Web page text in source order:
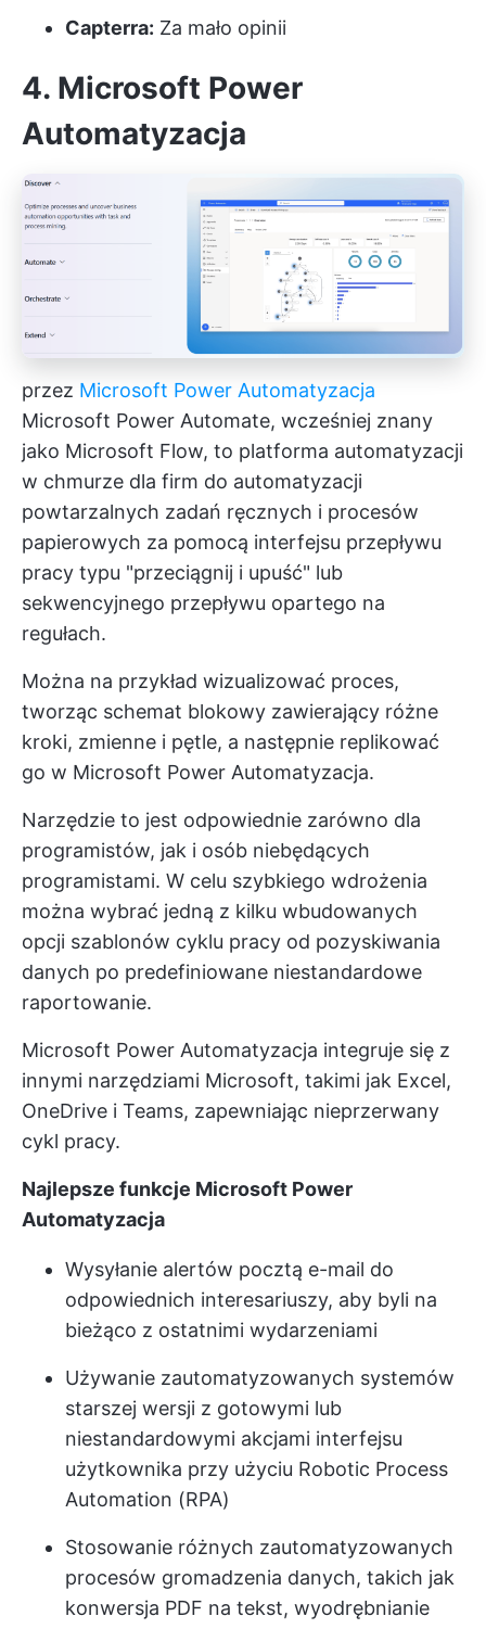
Capterra: Za mało opinii
4. Microsoft Power
Automatyzacja
przez Microsoft Power Automatyzacja
Microsoft Power Automate, wcześniej znany
jako Microsoft Flow, to platforma automatyzacji
w chmurze dla firm do automatyzacji
powtarzalnych zadań ręcznych i procesów
papierowych za pomocą interfejsu przepływu
pracy typu "przeciągnij i upuść" lub
sekwencyjnego przepływu opartego na
regułach.
Można na przykład wizualizować proces,
tworząc schemat blokowy zawierający różne
kroki, zmienne i pętle, a następnie replikować
go w Microsoft Power Automatyzacja.
Narzędzie to jest odpowiednie zarówno dla
programistów, jak i osób niebędących
programistami. W celu szybkiego wdrożenia
można wybrać jedną z kilku wbudowanych
opcji szablonów cyklu pracy od pozyskiwania
danych po predefiniowane niestandardowe
raportowanie.
Microsoft Power Automatyzacja integruje się z
innymi narzędziami Microsoft, takimi jak Excel,
OneDrive i Teams, zapewniając nieprzerwany
cykl pracy.
Najlepsze funkcje Microsoft Power
Automatyzacja
Wysyłanie alertów pocztą e-mail do
odpowiednich interesariuszy, aby byli na
bieżąco z ostatnimi wydarzeniami
Używanie zautomatyzowanych systemów
starszej wersji z gotowymi lub
niestandardowymi akcjami interfejsu
użytkownika przy użyciu Robotic Process
Automation (RPA)
Stosowanie różnych zautomatyzowanych
procesów gromadzenia danych, takich jak
konwersja PDF na tekst, wyodrębnianie